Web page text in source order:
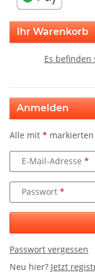
Ihr Warenkorb
Es
Anmelden
Alle mit *
E-Mail-Adresse
Passwort
Passwort vergessen
Neu hier? Jetzt